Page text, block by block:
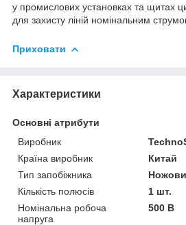
у промислових установках та щитах
для захисту ліній номінальним
Приховати
Характеристики
Основні атрибути
Виробник
Країна виробник
Китай
Тип запобіжника
Кількість полюсів
1 шт.
Номінальна робоча
напруга
500 В